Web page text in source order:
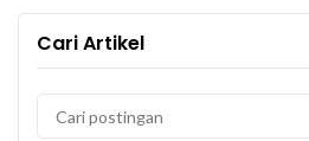
Cari Artikel